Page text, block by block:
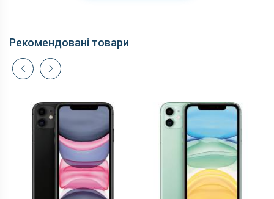
Рекомендовані товари